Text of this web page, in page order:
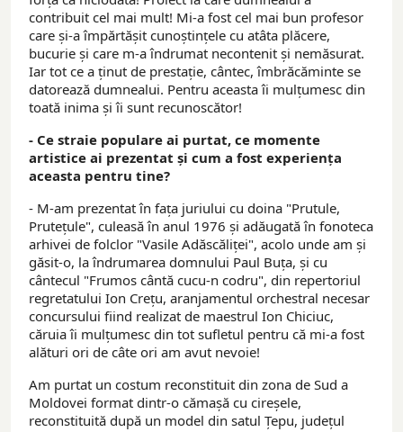
contribuit cel mai mult! Mi-a fost cel mai bun profesor
care și-a împărtășit cunoștințele cu atâta plăcere,
bucurie și care m-a îndrumat necontenit și nemăsurat.
Iar tot ce a ținut de prestație, cântec, îmbrăcăminte se
datorează dumnealui. Pentru aceasta îi mulțumesc din
toată inima și îi sunt recunoscător!
- Ce straie populare ai purtat, ce momente
artistice ai prezentat și cum a fost experiența
aceasta pentru tine?
- M-am prezentat în fața juriului cu doina "Prutule,
Prutețule", culeasă în anul 1976 și adăugată în fonoteca
arhivei de folclor "Vasile Adăscăliței", acolo unde am și
găsit-o, la îndrumarea domnului Paul Buța, și cu
cântecul "Frumos cântă cucu-n codru", din repertoriul
regretatului Ion Crețu, aranjamentul orchestral necesar
concursului fiind realizat de maestrul Ion Chiciuc,
căruia îi mulțumesc din tot sufletul pentru că mi-a fost
alături ori de câte ori am avut nevoie!
Am purtat un costum reconstituit din zona de Sud a
Moldovei format dintr-o cămașă cu cireșele,
reconstituită după un model din satul Țepu, județul